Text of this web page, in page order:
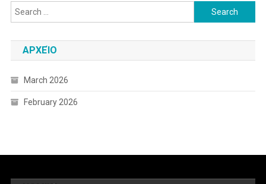
Search
for:
ΑΡΧΕΊΟ
March 2026
February 2026